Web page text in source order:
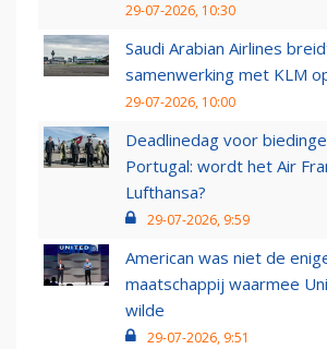
29-07-2026, 10:30
Saudi Arabian Airlines
samenwerking met KLM
29-07-2026, 10:00
Deadlinedag voor
Portugal: wordt het Air
Lufthansa?
29-07-2026, 9:59
American was niet de
maatschappij waarmee
wilde
29-07-2026, 9:51